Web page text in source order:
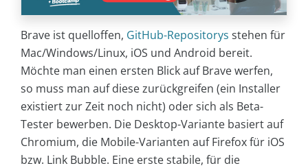
Brave ist quelloffen, GitHub-Repositorys stehen für
Mac/Windows/Linux, iOS und Android bereit.
Möchte man einen ersten Blick auf Brave werfen,
so muss man auf diese zurückgreifen (ein Installer
existiert zur Zeit noch nicht) oder sich als Beta-
Tester bewerben. Die Desktop-Variante basiert auf
Chromium, die Mobile-Varianten auf Firefox für iOS
bzw. Link Bubble. Eine erste stabile, für die